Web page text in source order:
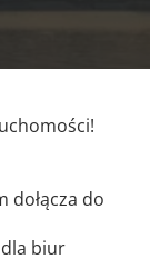
dołącza do
biur